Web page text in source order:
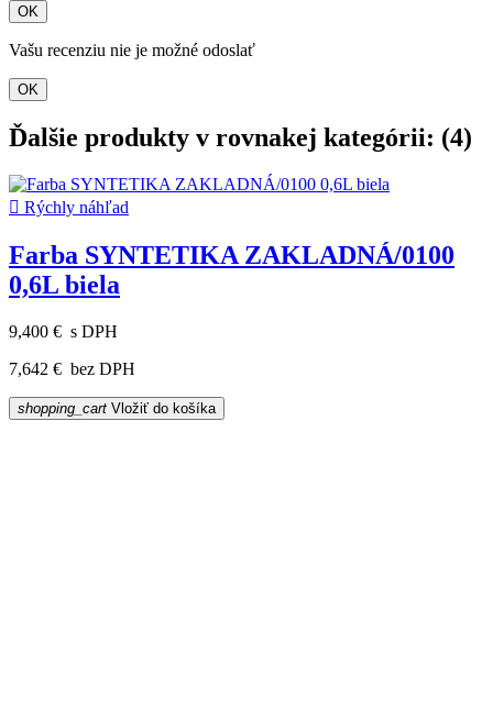
OK
Vašu recenziu nie je možné odoslať
OK
Ďalšie produkty v rovnakej kategórii: (4)
 Rýchly náhľad
Farba SYNTETIKA ZAKLADNÁ/0100
0,6L biela
9,400 € s DPH
7,642 € bez DPH
shopping_cart Vložiť do košíka